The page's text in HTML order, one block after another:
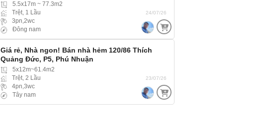
5.5x17m ~ 77.3m2
Trệt, 1 Lầu
3pn,2wc
Đông nam
24/07/26
Giá rẻ, Nhà ngon! Bán nhà hẻm 120/86 Thích
Quảng Đức, P5, Phú Nhuận
5x12m~61.4m2
Trệt, 2 Lầu
4pn,3wc
Tây nam
23/07/26